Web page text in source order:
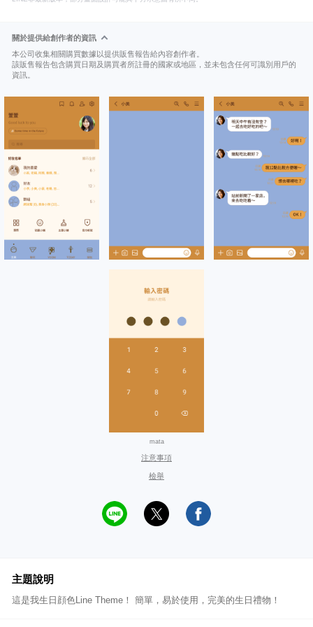
關於提供給創作者的資訊
本公司收集相關購買數據以提供販售報告給內容創作者。
該販售報告包含購買日期及購買者所註冊的國家或地區，並未包含任何可識別用戶的
資訊。
mata
注意事項
檢舉
主題說明
這是我生日顔色Line Theme！ 簡單，易於使用，完美的生日禮物！